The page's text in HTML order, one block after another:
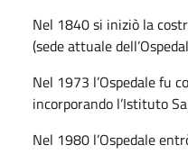
Nel 1840 si iniziò la
(sede attuale
Nel 1973 l’Ospedale fu
incorporando l’Istituto
Nel 1980 l’Ospedale